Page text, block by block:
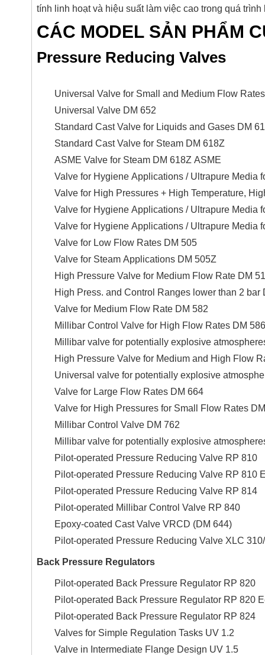
tính linh hoạt và hiệu suất làm việc cao trong quá trình
CÁC MODEL SẢN PHẨM
Pressure Reducing Valves
Universal Valve for Small and Medium Flow
Universal Valve DM 652
Standard Cast Valve for Liquids and Gases DM
Standard Cast Valve for Steam DM 618Z
ASME Valve for Steam DM 618Z ASME
Valve for Hygiene Applications / Ultrapure Media
Valve for High Pressures + High Temperature,
Valve for Hygiene Applications / Ultrapure Media
Valve for Hygiene Applications / Ultrapure Media
Valve for Low Flow Rates DM 505
Valve for Steam Applications DM 505Z
High Pressure Valve for Medium Flow Rate DM
High Press. and Control Ranges lower than 2 bar
Valve for Medium Flow Rate DM 582
Millibar Control Valve for High Flow Rates DM 586
Millibar valve for potentially explosive
High Pressure Valve for Medium and High Flow
Universal valve for potentially explosive
Valve for Large Flow Rates DM 664
Valve for High Pressures for Small Flow Rates
Millibar Control Valve DM 762
Millibar valve for potentially explosive
Pilot-operated Pressure Reducing Valve RP 810
Pilot-operated Pressure Reducing Valve RP 810
Pilot-operated Pressure Reducing Valve RP 814
Pilot-operated Millibar Control Valve RP 840
Epoxy-coated Cast Valve VRCD (DM 644)
Pilot-operated Pressure Reducing Valve XLC
Back Pressure Regulators
Pilot-operated Back Pressure Regulator RP 820
Pilot-operated Back Pressure Regulator RP 820
Pilot-operated Back Pressure Regulator RP 824
Valves for Simple Regulation Tasks UV 1.2
Valve in Intermediate Flange Design UV 1.5